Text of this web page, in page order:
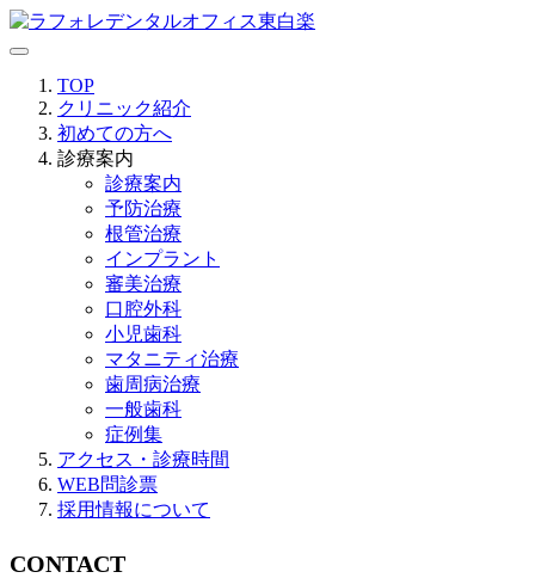
TOP
クリニック紹介
初めての方へ
診療案内
診療案内
予防治療
根管治療
インプラント
審美治療
口腔外科
小児歯科
マタニティ治療
歯周病治療
一般歯科
症例集
アクセス・診療時間
WEB問診票
採用情報について
CONTACT